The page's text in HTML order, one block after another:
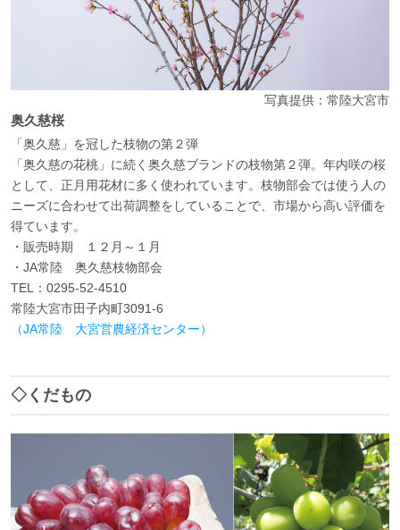
写真提供：常陸大宮市
奥久慈桜
「奥久慈」を冠した枝物の第２弾
「奥久慈の花桃」に続く奥久慈ブランドの枝物第２弾。年内咲の桜
として、正月用花材に多く使われています。枝物部会では使う人の
ニーズに合わせて出荷調整をしていることで、市場から高い評価を
得ています。
・販売時期 １２月～１月
・JA常陸 奥久慈枝物部会
TEL：0295-52-4510
常陸大宮市田子内町3091-6
（JA常陸 大宮営農経済センター）
◇くだもの